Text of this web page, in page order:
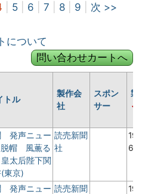
5 6 7 8 9
次 >>
について
トル
製作会
社
スポン
サー
製
発声ニュー
帽 風薫る
太后陛下関
東京)
読売新聞
社
6
発声ニュー 読売新聞